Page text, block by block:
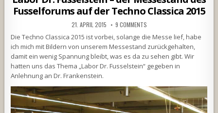
Fusselforums auf der Techno Classica 2015
21. APRIL 2015 9 COMMENTS
Die Techno Classica 2015 ist vorbei, solange die Messe lief, habe
ich mich mit Bildern von unserem Messestand zurückgehalten,
damit ein wenig Spannung bleibt, was es da zu sehen gibt. Wir
hatten uns das Thema „Labor Dr. Fusselstein“ gegeben in
Anlehnung an Dr. Frankenstein.